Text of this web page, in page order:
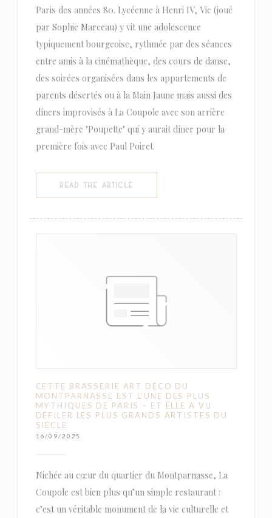
Paris des années 80. Lycéenne à Henri IV, Vic (joué
par Sophie Marceau) y vit une adolescence
typiquement bourgeoise, rythmée par des séances
entre amis à la cinémathèque, des cours de danse,
des soirées organisées dans les appartements de
parents désertés ou à la Main Jaune mais aussi des
dîners improvisés à La Coupole avec son arrière
grand-mère "Poupette" qui y aurait dîner pour la
première fois avec Paul Poiret.
READ THE ARTICLE
CETTE BRASSERIE ART DÉCO DU
MONTPARNASSE EST L’UNE DES PLUS
MYTHIQUES DE PARIS – ET ELLE A VU
DÉFILER LES PLUS GRANDS ARTISTES DU
SIÈCLE
16/09/2025
Nichée au cœur du quartier du Montparnasse, La
Coupole est bien plus qu’un simple restaurant :
c’est un véritable monument de la vie culturelle et